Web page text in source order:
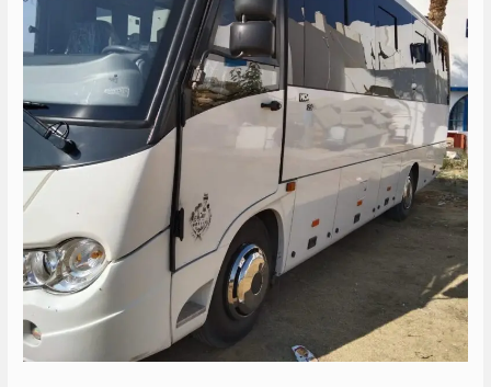
الى
العجمي